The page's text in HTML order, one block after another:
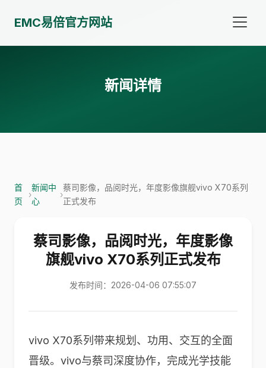
EMC易倍官方网站
新闻详情
首
页
›
新闻中
心
›
蔡司影像，品阅时光，年度影像旗舰vivo X70系列
正式发布
蔡司影像，品阅时光，年度影像
旗舰vivo X70系列正式发布
发布时间：2026-04-06 07:55:07
vivo X70系列带来规划、功用、交互的全面
晋级。vivo与蔡司深度协作，完成光学技能